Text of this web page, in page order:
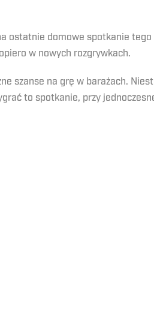
ostatnie domowe spotkanie
w nowych rozgrywkach.
szanse na grę w barażach.
to spotkanie, przy